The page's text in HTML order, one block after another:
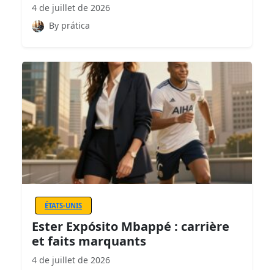
4 de juillet de 2026
By prática
ÉTATS-UNIS
Ester Expósito Mbappé : carrière
et faits marquants
4 de juillet de 2026